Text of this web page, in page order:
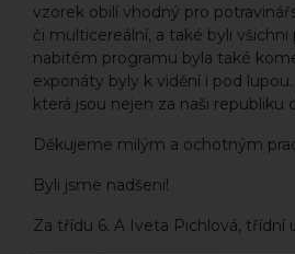
vzorek obilí vhodný pro
či multicereální, a také byli
nabitém programu byla také
exponáty byly k vidění i pod
která jsou nejen za naši republiku
Děkujeme milým a ochotným
Byli jsme nadšeni!
Za třídu 6. A Iveta Pichlová, třídní